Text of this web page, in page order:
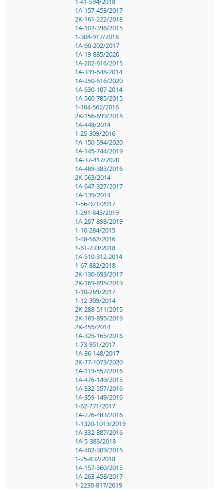
1A-157-453/2017
2K-161-222/2018
1A-102-396/2015
1-304-917/2018
1A-60-202/2017
1A-19-885/2020
1A-202-616/2015
1A-339-648-2014
1A-250-616/2020
1A-630-107-2014
1A-560-785/2015
1-104-562/2016
2K-156-699/2018
1A-448/2014
1-25-309/2016
1A-150-594/2020
1A-145-744/2019
1A-37-417/2020
1A-489-383/2016
2K-563/2014
1A-647-327/2017
1A-139/2014
1-56-971/2017
1-291-843/2019
1A-207-898/2019
1-10-284/2015
1-48-562/2016
1-61-233/2018
1A-510-312-2014
1-67-882/2018
2K-130-693/2017
2K-169-895/2019
1-10-269/2017
1-12-309/2014
2K-288-511/2015
2K-169-895/2019
2K-455/2014
1A-325-165/2016
1-73-951/2017
1A-36-148/2017
2K-77-1073/2020
1A-119-557/2016
1A-476-149/2015
1A-332-557/2016
1A-359-149/2016
1-62-771/2017
1A-276-483/2016
1-1320-1013/2019
1A-332-387/2016
1A-5-383/2018
1A-402-309/2015
1-25-832/2018
1A-157-360/2015
1A-263-458/2017
1-2230-817/2019